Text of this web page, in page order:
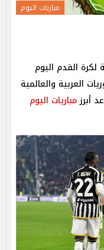
مباريات اليوم
لكرة القدم اليوم
العربية والعالمية
أبرزمباريات اليوم